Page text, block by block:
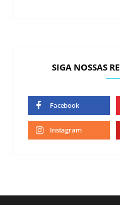
SIGA NOSSAS
Facebook
Instagram